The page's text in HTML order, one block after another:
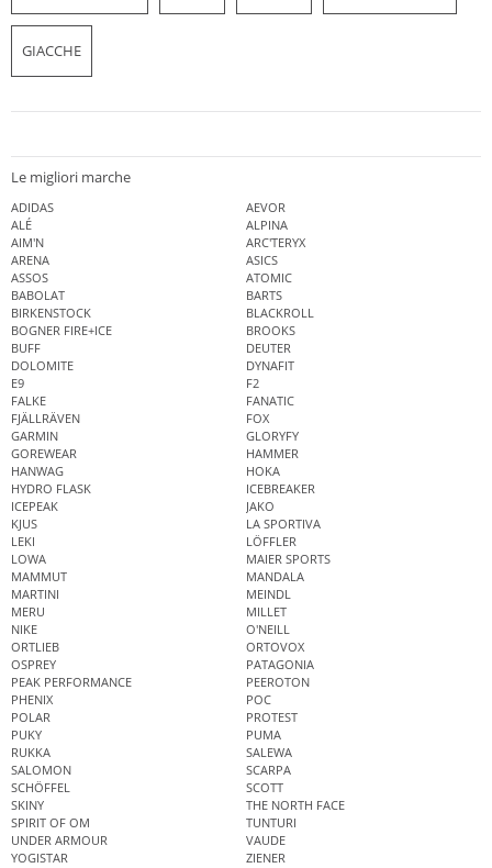
GIACCHE
Le migliori marche
ADIDAS
AEVOR
ALÉ
ALPINA
AIM'N
ARC'TERYX
ARENA
ASICS
ASSOS
ATOMIC
BABOLAT
BARTS
BIRKENSTOCK
BLACKROLL
BOGNER FIRE+ICE
BROOKS
BUFF
DEUTER
DOLOMITE
DYNAFIT
E9
F2
FALKE
FANATIC
FJÄLLRÄVEN
FOX
GARMIN
GLORYFY
GOREWEAR
HAMMER
HANWAG
HOKA
HYDRO FLASK
ICEBREAKER
ICEPEAK
JAKO
KJUS
LA SPORTIVA
LEKI
LÖFFLER
LOWA
MAIER SPORTS
MAMMUT
MANDALA
MARTINI
MEINDL
MERU
MILLET
NIKE
O'NEILL
ORTLIEB
ORTOVOX
OSPREY
PATAGONIA
PEAK PERFORMANCE
PEEROTON
PHENIX
POC
POLAR
PROTEST
PUKY
PUMA
RUKKA
SALEWA
SALOMON
SCARPA
SCHÖFFEL
SCOTT
SKINY
THE NORTH FACE
SPIRIT OF OM
TUNTURI
UNDER ARMOUR
VAUDE
YOGISTAR
ZIENER